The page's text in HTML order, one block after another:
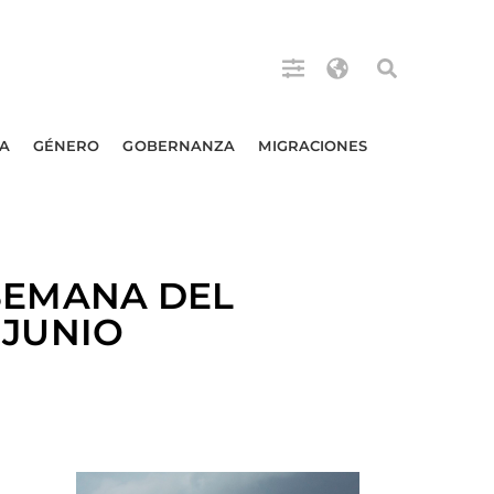
GÉNERO GOBERNANZA MIGRACIONES
DEL